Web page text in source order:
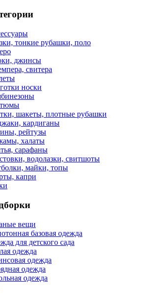
тонкие рубашки, поло
джинсы
свитера
носки
шакеты, плотные рубашки
кардиганы
рейтузы
халаты
сарафаны
водолазки, свитшоты
майки, топы
капри
вещи
базовая одежда
для детского сада
одежда
одежда
одежда
одежда